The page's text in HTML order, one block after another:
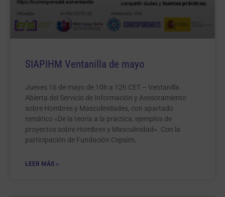
SIAPIHM Ventanilla de mayo
Jueves 16 de mayo de 10h a 12h CET – Ventanilla
Abierta del Servicio de Información y Asesoramiento
sobre Hombres y Masculinidades, con apartado
temático «De la teoría a la práctica: ejemplos de
proyectos sobre Hombres y Masculinidad». Con la
participación de Fundación Cepaim.
LEER MÁS »